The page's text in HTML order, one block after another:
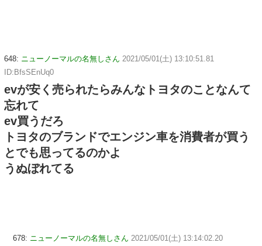
648: ニューノーマルの名無しさん 2021/05/01(土) 13:10:51.81
ID:BfsSEnUq0
evが安く売られたらみんなトヨタのことなんて
忘れて
ev買うだろ
トヨタのブランドでエンジン車を消費者が買う
とでも思ってるのかよ
うぬぼれてる
678: ニューノーマルの名無しさん 2021/05/01(土) 13:14:02.20